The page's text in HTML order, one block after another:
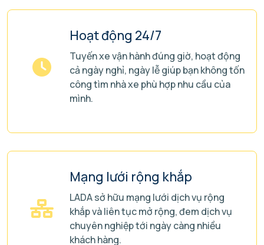
Hoạt động 24/7
Tuyến xe vận hành đúng giờ, hoạt động
cả ngày nghỉ, ngày lễ giúp bạn không tốn
công tìm nhà xe phù hợp nhu cầu của
mình.
Mạng lưới rộng khắp
LADA sở hữu mạng lưới dịch vụ rộng
khắp và liên tục mở rộng, đem dịch vụ
chuyên nghiệp tới ngày càng nhiều
khách hàng.